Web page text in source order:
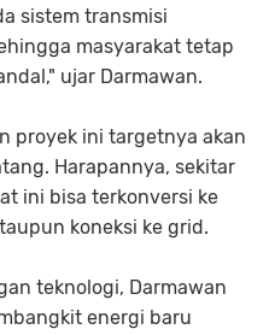
sistem transmisi
masyarakat tetap
ujar Darmawan.
proyek ini targetnya akan
Harapannya, sekitar
ini bisa terkonversi ke
koneksi ke grid.
teknologi, Darmawan
energi baru